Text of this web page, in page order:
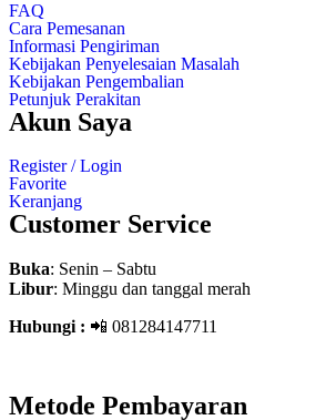
FAQ
Cara Pemesanan
Informasi Pengiriman
Kebijakan Penyelesaian Masalah
Kebijakan Pengembalian
Petunjuk Perakitan
Akun Saya
Register / Login
Favorite
Keranjang
Customer Service
Buka: Senin – Sabtu
Libur: Minggu dan tanggal merah
Hubungi : 📲 081284147711
Metode Pembayaran